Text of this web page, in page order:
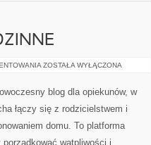
RODZEŃSTWO
RODZINNE
ZOSTAŁA WYŁĄCZONA
blog dla opiekunów, w
łączy się z rodzicielstwem i
domu. To platforma
wątpliwości i